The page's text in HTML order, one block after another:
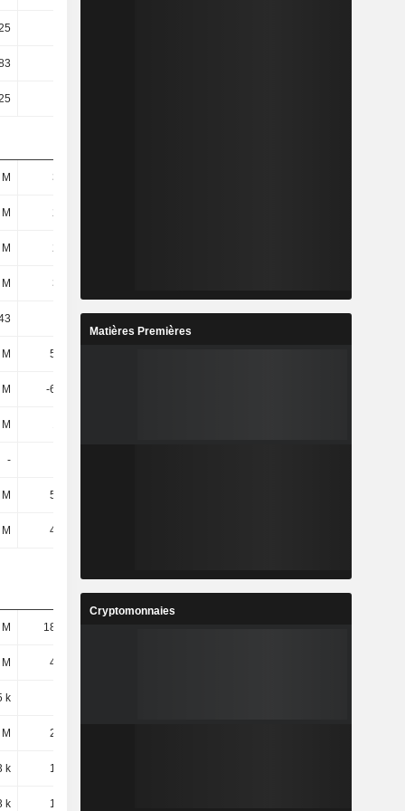
385 M
271 M
221 M
389 M
28,28
53,8 M
-6,46 M
-
5,04 M
4,17 M
18,96 M 85,89 M
4,18 M
k
2,68 M
k 1,46 M
k 1,46 M
Matières Premières
Cryptomonnaies